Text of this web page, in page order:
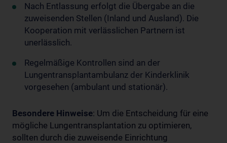
Nach Entlassung erfolgt die Übergabe an die
zuweisenden Stellen (Inland und Ausland). Die
Kooperation mit verlässlichen Partnern ist
unerlässlich.
Regelmäßige Kontrollen sind an der
Lungentransplantambulanz der Kinderklinik
vorgesehen (ambulant und stationär).
Besondere Hinweise: Um die Entscheidung für eine
mögliche Lungentransplantation zu optimieren,
sollten durch die zuweisende Einrichtung